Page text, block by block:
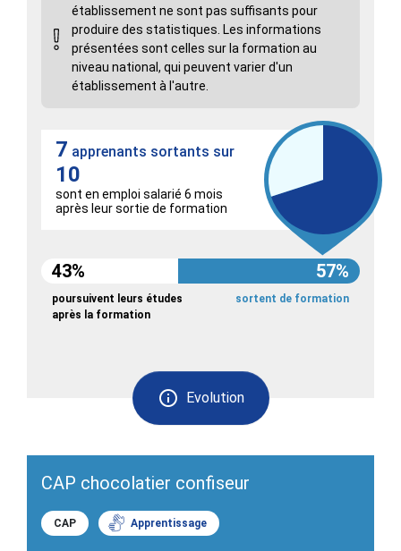
établissement ne sont pas suffisants pour
produire des statistiques. Les informations
présentées sont celles sur la formation au
niveau national, qui peuvent varier d'un
établissement à l'autre.
Evolution
7 apprenants sortants sur
10
sont en emploi salarié 6 mois
après leur sortie de formation
43% 57%
poursuivent leurs études
après la formation
sortent de formation
CAP chocolatier confiseur
CAP Apprentissage